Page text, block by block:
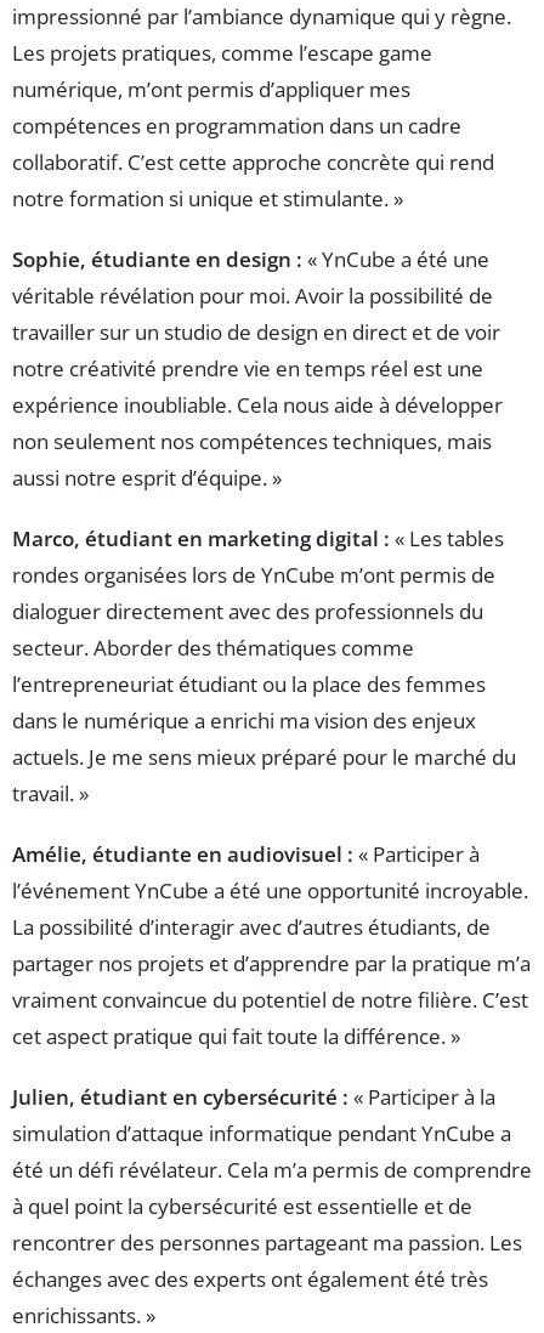
impressionné par l’ambiance dynamique qui y règne.
Les projets pratiques, comme l’escape game
numérique, m’ont permis d’appliquer mes
compétences en programmation dans un cadre
collaboratif. C’est cette approche concrète qui rend
notre formation si unique et stimulante. »
Sophie, étudiante en design : « YnCube a été une
véritable révélation pour moi. Avoir la possibilité de
travailler sur un studio de design en direct et de voir
notre créativité prendre vie en temps réel est une
expérience inoubliable. Cela nous aide à développer
non seulement nos compétences techniques, mais
aussi notre esprit d’équipe. »
Marco, étudiant en marketing digital : « Les tables
rondes organisées lors de YnCube m’ont permis de
dialoguer directement avec des professionnels du
secteur. Aborder des thématiques comme
l’entrepreneuriat étudiant ou la place des femmes
dans le numérique a enrichi ma vision des enjeux
actuels. Je me sens mieux préparé pour le marché du
travail. »
Amélie, étudiante en audiovisuel : « Participer à
l’événement YnCube a été une opportunité incroyable.
La possibilité d’interagir avec d’autres étudiants, de
partager nos projets et d’apprendre par la pratique m’a
vraiment convaincue du potentiel de notre filière. C’est
cet aspect pratique qui fait toute la différence. »
Julien, étudiant en cybersécurité : « Participer à la
simulation d’attaque informatique pendant YnCube a
été un défi révélateur. Cela m’a permis de comprendre
à quel point la cybersécurité est essentielle et de
rencontrer des personnes partageant ma passion. Les
échanges avec des experts ont également été très
enrichissants. »